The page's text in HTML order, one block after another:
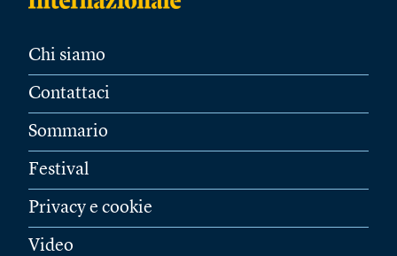
Chi siamo
Contattaci
Sommario
Festival
Privacy e cookie
Video